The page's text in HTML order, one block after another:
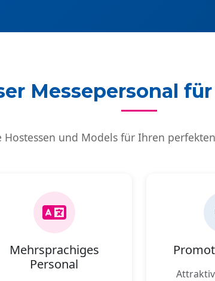
Messepersonal für
Hostessen und Models für Ihren
Mehrsprachiges
Personal